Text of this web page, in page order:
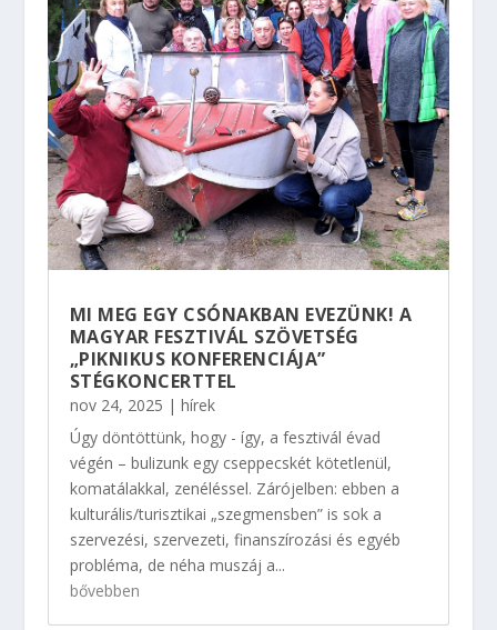
MI MEG EGY CSÓNAKBAN EVEZÜNK! A
MAGYAR FESZTIVÁL SZÖVETSÉG
„PIKNIKUS KONFERENCIÁJA”
STÉGKONCERTTEL
nov 24, 2025 | hírek
Úgy döntöttünk, hogy - így, a fesztivál évad
végén – bulizunk egy cseppecskét kötetlenül,
komatálakkal, zenéléssel. Zárójelben: ebben a
kulturális/turisztikai „szegmensben” is sok a
szervezési, szervezeti, finanszírozási és egyéb
probléma, de néha muszáj a...
bővebben